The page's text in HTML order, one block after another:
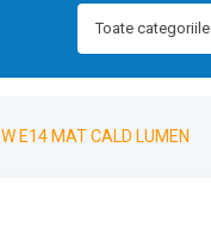
Toate categoriile
E14 MAT CALD LUMEN